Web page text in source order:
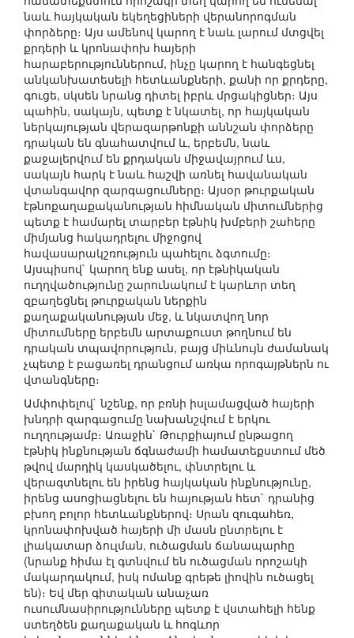
նաև հայկական եկեղեցիների վերանորոգման
փորձերը։ Այս ամենով կարող է նաև լարում մտցվել
քրդերի և կրոնափոխ հայերի
հարաբերություններում, ինչը կարող է հանգեցնել
անկանխատեսելի հետևանքների, քանի որ քրդերը,
գուցե, սկսեն նրանց դիտել իբրև մրցակիցներ։ Այս
պահին, սակայն, պետք է նկատել, որ հայկական
ներկայության վերազարթոնքի աննշան փորձերը
դրական են գնահատվում և, երբեմն, նաև
քաջալերվում են քրդական միջավայրում ևս,
սակայն հարկ է նաև հաշվի առնել հավանական
վտանգավոր զարգացումները։ Այսօր թուրքական
էթնոքաղաքականության հիմնական միտումներից
պետք է համարել տարբեր էթնիկ խմբերի շահերը
միմյանց հակադրելու միջոցով
հավասարակշռություն պահելու ձգտումը։
Այսպիսով` կարող ենք ասել, որ էթնիկական
ուղղվածությունը շարունակում է կարևոր տեղ
զբաղեցնել թուրքական ներքին
քաղաքականության մեջ, և նկատվող նոր
միտումները երբեմն արտաքուստ թողնում են
դրական տպավորություն, բայց միևնույն ժամանակ
չպետք է բացառել դրանցում առկա որոգայթներն ու
վտանգները։
Ամփոփելով` նշենք, որ բռնի իսլամացված հայերի
խնդրի զարգացումը նախանշվում է երկու
ուղղությամբ։ Առաջին` Թուրքիայում ընթացող
էթնիկ ինքնության ճգնաժամի համատեքստում մեծ
թվով մարդիկ կասկածելու, փնտրելու և
վերագտնելու են իրենց հայկական ինքնությունը,
իրենց ասոցիացնելու են հայության հետ` դրանից
բխող բոլոր հետևանքներով։ Սրան զուգահեռ,
կրոնափոխված հայերի մի մասն ընտրելու է
լիակատար ձուլման, ուծացման ճանապարհը
(նրանք հիմա էլ գտնվում են ուծացման որոշակի
մակարդակում, իսկ ոմանք գրեթե լիովին ուծացել
են)։ Եվ մեր գիտական անաչառ
ուսումնասիրությունները պետք է վստահելի հենք
ստեղծեն քաղաքական և հոգևոր